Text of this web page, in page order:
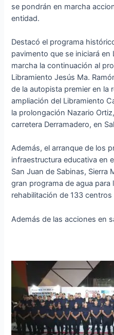
se pondrán en marcha
entidad.
Destacó el programa
pavimento que se iniciará en
marcha la continuación al
Libramiento Jesús Ma.
de la autopista premier en la
ampliación del Libramiento
la prolongación Nazario
carretera Derramadero, en
Además, el arranque de los
infraestructura educativa en
San Juan de Sabinas, Sierra
gran programa de agua para
rehabilitación de 133
Además de las acciones en